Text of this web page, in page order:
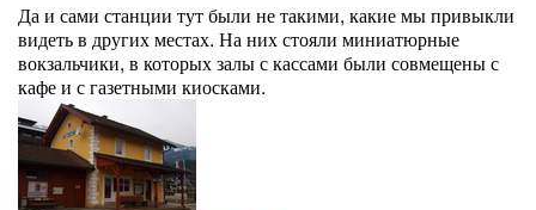
Да и сами станции тут были не такими, какие мы привыкли
видеть в других местах. На них стояли миниатюрные
вокзальчики, в которых залы с кассами были совмещены с
кафе и с газетными киосками.